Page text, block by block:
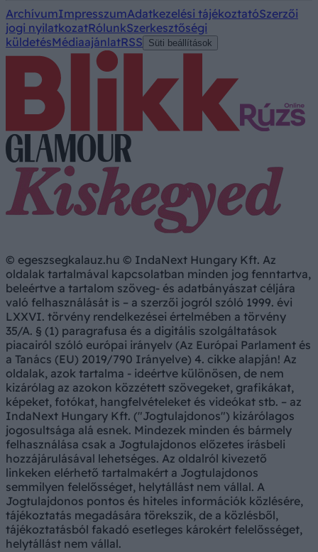
ArchívumImpresszumAdatkezelési tájékoztatóSzerzői
jogi nyilatkozatRólunkSzerkesztőségi
küldetésMédiaajánlatRSS Süti beállítások
© egeszsegkalauz.hu © IndaNext Hungary Kft. Az
oldalak tartalmával kapcsolatban minden jog fenntartva,
beleértve a tartalom szöveg- és adatbányászat céljára
való felhasználását is – a szerzői jogról szóló 1999. évi
LXXVI. törvény rendelkezései értelmében a törvény
35/A. § (1) paragrafusa és a digitális szolgáltatások
piacairól szóló európai irányelv (Az Európai Parlament és
a Tanács (EU) 2019/790 Irányelve) 4. cikke alapján! Az
oldalak, azok tartalma - ideértve különösen, de nem
kizárólag az azokon közzétett szövegeket, grafikákat,
képeket, fotókat, hangfelvételeket és videókat stb. – az
IndaNext Hungary Kft. ("Jogtulajdonos") kizárólagos
jogosultsága alá esnek. Mindezek minden és bármely
felhasználása csak a Jogtulajdonos előzetes írásbeli
hozzájárulásával lehetséges. Az oldalról kivezető
linkeken elérhető tartalmakért a Jogtulajdonos
semmilyen felelősséget, helytállást nem vállal. A
Jogtulajdonos pontos és hiteles információk közlésére,
tájékoztatás megadására törekszik, de a közlésből,
tájékoztatásból fakadó esetleges károkért felelősséget,
helytállást nem vállal.